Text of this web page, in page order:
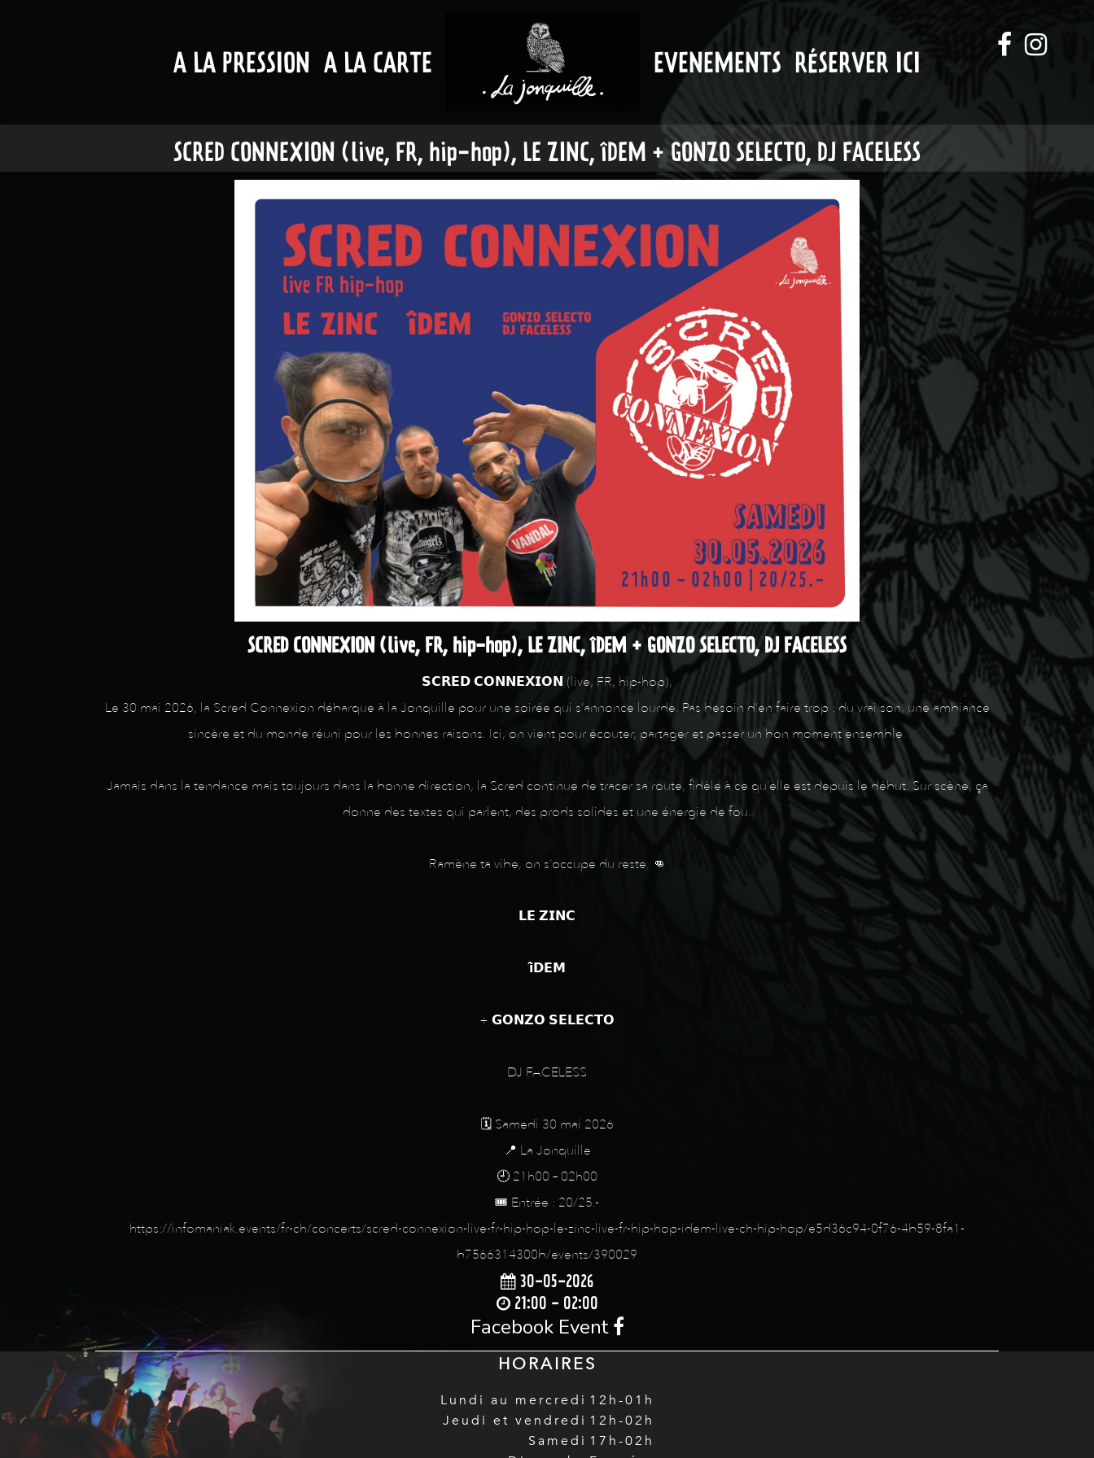
A LA PRESSION A LA CARTE EVENEMENTS RÉSERVER ICI
SCRED CONNEXION (live, FR, hip-hop), LE ZINC, îDEM + GONZO SELECTO, DJ FACELESS
SCRED CONNEXION (live, FR, hip-hop), LE ZINC, îDEM + GONZO SELECTO, DJ FACELESS
𝗦𝗖𝗥𝗘𝗗 𝗖𝗢𝗡𝗡𝗘𝗫𝗜𝗢𝗡 (live, FR, hip-hop),
Le 30 mai 2026, la Scred Connexion débarque à la Jonquille pour une soirée qui s’annonce lourde. Pas besoin d’en faire trop : du vrai son, une ambiance
sincère et du monde réuni pour les bonnes raisons. Ici, on vient pour écouter, partager et passer un bon moment ensemble.
Jamais dans la tendance mais toujours dans la bonne direction, la Scred continue de tracer sa route, fidèle à ce qu’elle est depuis le début. Sur scène, ça
donne des textes qui parlent, des prods solides et une énergie de fou.
Ramène ta vibe, on s’occupe du reste. 👊
𝗟𝗘 𝗭𝗜𝗡𝗖
𝗶̂𝗗𝗘𝗠
+ 𝗚𝗢𝗡𝗭𝗢 𝗦𝗘𝗟𝗘𝗖𝗧𝗢
DJ FACELESS
🗓️ Samedi 30 mai 2026
📍 La Jonquille
🕘 21h00 – 02h00
🎟️ Entrée : 20/25.-
https://infomaniak.events/fr-ch/concerts/scred-connexion-live-fr-hip-hop-le-zinc-live-fr-hip-hop-idem-live-ch-hip-hop/e5d36c94-0f76-4b59-8fa1-
b7566314300b/events/390029
30-05-2026
21:00 - 02:00
Facebook Event
HORAIRES
Lundi au mercredi
Jeudi et vendredi
Samedi
12h-01h
12h-02h
17h-02h